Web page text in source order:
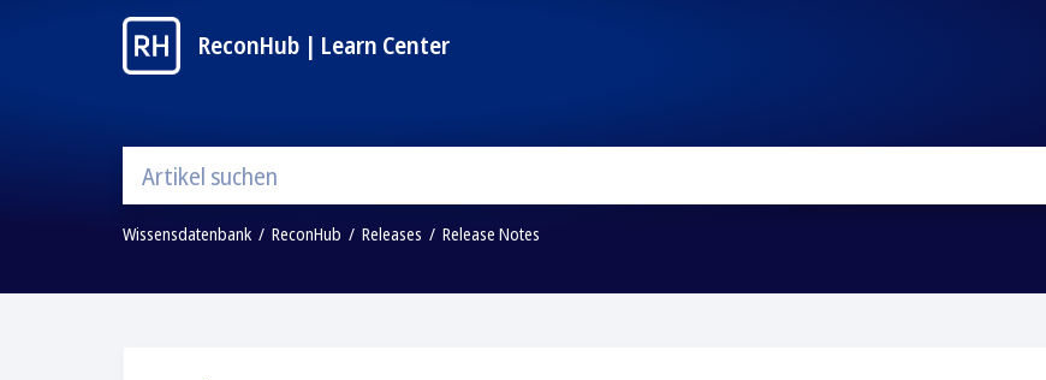
ReconHub | Learn Center
Wissensdatenbank ReconHub Releases Release Notes